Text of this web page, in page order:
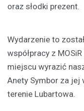
oraz słodki prezent.
Wydarzenie to
współpracy z
miejscu wyrazić
Anety Symbor za jej
terenie Lubartowa.